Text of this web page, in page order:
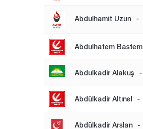
Abdulhamit Uzun -
Abdulhatem Bastem
Abdulkadir Alakuş -
Abdülkadir Altınel -
Abdülkadir Arslan -